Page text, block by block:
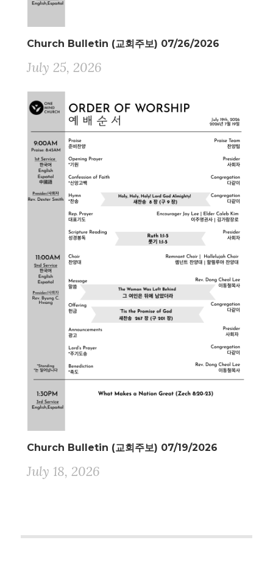
Church Bulletin (교회주보) 07/26/2026
July 25, 2026
Church Bulletin (교회주보) 07/19/2026
July 18, 2026